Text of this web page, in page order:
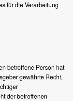
für die Verarbeitung
betroffene Person hat
gewährte Recht,
der betroffenen